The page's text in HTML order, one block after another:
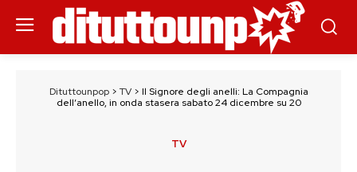
Dituttounpop> TV> Il Signore degli anelli: La Compagnia
dell’anello, in onda stasera sabato 24 dicembre su 20
TV